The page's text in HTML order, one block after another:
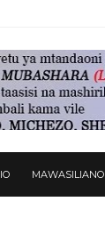
MAWASILIANO